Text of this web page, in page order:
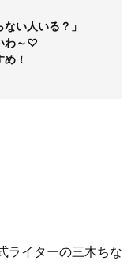
い人いる？」
わ～♡
！
ライターの三木ちな